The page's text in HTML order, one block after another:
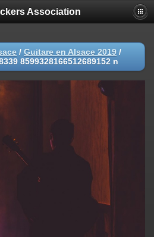
Association
/ Guitare en Alsace 2019 /
8599328166512689152 n